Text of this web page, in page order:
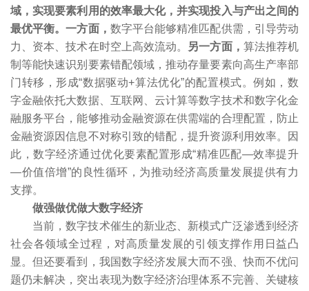
域，实现要素利用的效率最大化，并实现投入与产出之间的
最优平衡。一方面， 数字平台能够精准匹配供需，引导劳动
力、资本、技术在时空上高效流动。
另一方面， 算法推荐机
制等能快速识别要素错配领域，推动存量要素向高生产率部
门转移，形成“数据驱动+算法优化”的配置模式。例如，数
字金融依托大数据、互联网、云计算等数字技术和数字化金
融服务平台，能够推动金融资源在供需端的合理配置，防止
金融资源因信息不对称引致的错配，提升资源利用效率。因
此，数字经济通过优化要素配置形成“精准匹配—效率提升
—价值倍增”的良性循环，为推动经济高质量发展提供有力
支撑。
做强做优做大数字经济
当前，数字技术催生的新业态、新模式广泛渗透到经济
社会各领域全过程，对高质量发展的引领支撑作用日益凸
显。但还要看到，我国数字经济发展大而不强、快而不优问
题仍未解决，突出表现为数字经济治理体系不完善、关键核